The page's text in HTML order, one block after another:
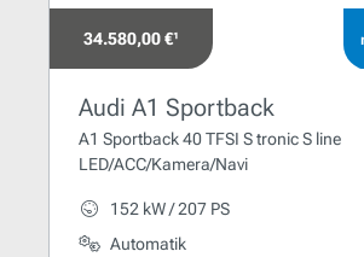
34.580,00 €¹
Audi A1 Sportback
A1 Sportback 40 TFSI S tronic S line
LED/ACC/Kamera/Navi
152 kW / 207 PS
Automatik